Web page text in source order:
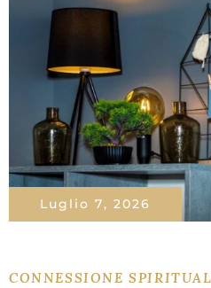
Luglio 7, 2026
CONNESSIONE